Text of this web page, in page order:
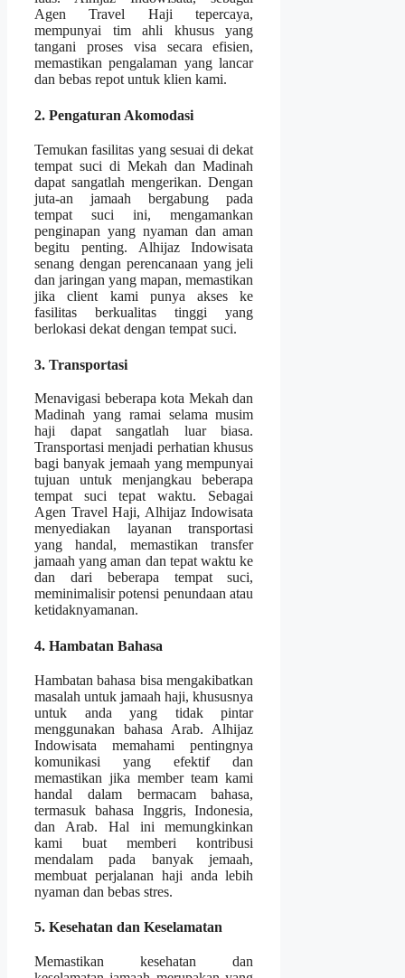
Agen Travel Haji tepercaya,
mempunyai tim ahli khusus yang
tangani proses visa secara efisien,
memastikan pengalaman yang lancar
dan bebas repot untuk klien kami.
2. Pengaturan Akomodasi
Temukan fasilitas yang sesuai di dekat
tempat suci di Mekah dan Madinah
dapat sangatlah mengerikan. Dengan
juta-an jamaah bergabung pada
tempat suci ini, mengamankan
penginapan yang nyaman dan aman
begitu penting. Alhijaz Indowisata
senang dengan perencanaan yang jeli
dan jaringan yang mapan, memastikan
jika client kami punya akses ke
fasilitas berkualitas tinggi yang
berlokasi dekat dengan tempat suci.
3. Transportasi
Menavigasi beberapa kota Mekah dan
Madinah yang ramai selama musim
haji dapat sangatlah luar biasa.
Transportasi menjadi perhatian khusus
bagi banyak jemaah yang mempunyai
tujuan untuk menjangkau beberapa
tempat suci tepat waktu. Sebagai
Agen Travel Haji, Alhijaz Indowisata
menyediakan layanan transportasi
yang handal, memastikan transfer
jamaah yang aman dan tepat waktu ke
dan dari beberapa tempat suci,
meminimalisir potensi penundaan atau
ketidaknyamanan.
4. Hambatan Bahasa
Hambatan bahasa bisa mengakibatkan
masalah untuk jamaah haji, khususnya
untuk anda yang tidak pintar
menggunakan bahasa Arab. Alhijaz
Indowisata memahami pentingnya
komunikasi yang efektif dan
memastikan jika member team kami
handal dalam bermacam bahasa,
termasuk bahasa Inggris, Indonesia,
dan Arab. Hal ini memungkinkan
kami buat memberi kontribusi
mendalam pada banyak jemaah,
membuat perjalanan haji anda lebih
nyaman dan bebas stres.
5. Kesehatan dan Keselamatan
Memastikan kesehatan dan